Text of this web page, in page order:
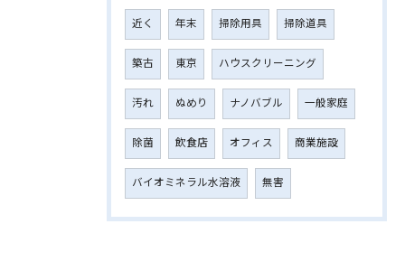
近く 年末 掃除用具 掃除道具
築古 東京 ハウスクリーニング
汚れ ぬめり ナノバブル 一般家庭
除菌 飲食店 オフィス 商業施設
バイオミネラル水溶液 無害